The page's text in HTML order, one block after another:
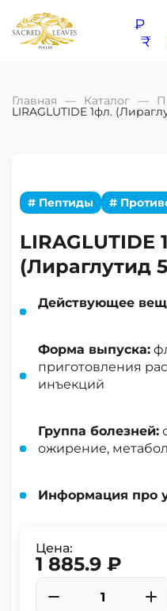
₽
₹
Главная Каталог
LIRAGLUTIDE 1фл.
# Пептиды #
LIRAGLUTIDE
(Лираглутид
Действующее
Форма выпуска:
приготовления
инъекций
Группа болезней:
ожирение,
Информация про
Цена:
1 885.9 ₽